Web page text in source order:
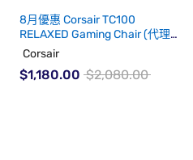
8月優惠 Corsair TC100
RELAXED Gaming Chair (代理
有貨)
Corsair
$1,180.00 $2,080.00